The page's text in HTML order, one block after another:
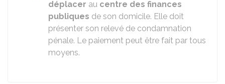
déplacer au centre des finances
publiques de son domicile. Elle doit
présenter son relevé de condamnation
pénale. Le paiement peut être fait par tous
moyens.